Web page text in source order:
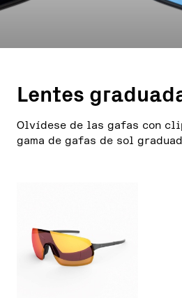
Lentes
Olvídese de las gafas con
gama de gafas de sol